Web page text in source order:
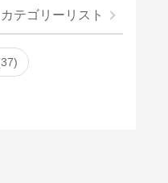
カテゴリーリスト
37